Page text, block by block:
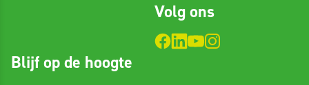
Volg ons
Blijf
op
Blijf op de hoogte